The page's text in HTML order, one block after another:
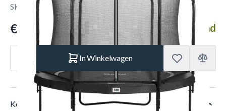
SKU: SALTA.554 Merk: Salta
€ 499.– Op voorraad
In Winkelwagen
Korte Beschrijving